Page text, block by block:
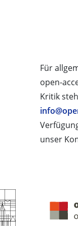
Für
open-
Kritik
unser